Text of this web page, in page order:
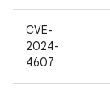
CVE-
2024-
4607